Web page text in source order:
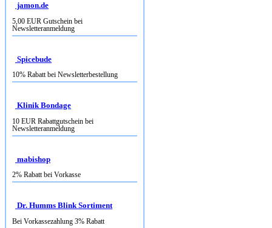
jamon.de
5,00 EUR Gutschein bei
Newsletteranmeldung
Spicebude
10% Rabatt bei Newsletterbestellung
Klinik Bondage
10 EUR Rabattgutschein bei
Newsletteranmeldung
mabishop
2% Rabatt bei Vorkasse
Dr. Humms Blink Sortiment
Bei Vorkassezahlung 3% Rabatt